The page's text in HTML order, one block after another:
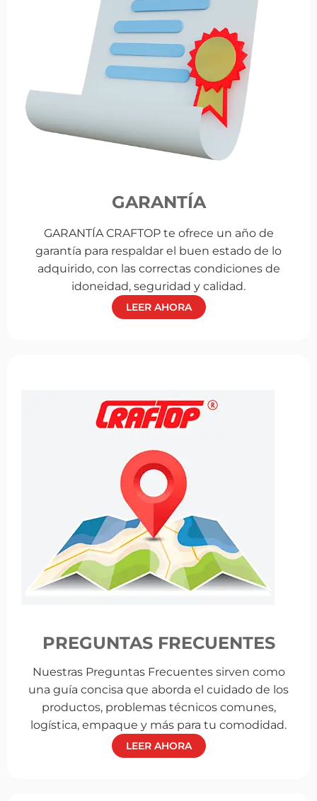
GARANTÍA
GARANTÍA CRAFTOP te ofrece un año de
garantía para respaldar el buen estado de lo
adquirido, con las correctas condiciones de
idoneidad, seguridad y calidad.
LEER AHORA
PREGUNTAS FRECUENTES
Nuestras Preguntas Frecuentes sirven como
una guía concisa que aborda el cuidado de los
productos, problemas técnicos comunes,
logística, empaque y más para tu comodidad.
LEER AHORA